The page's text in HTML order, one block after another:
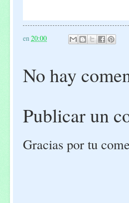
en 20:00
No hay
Publicar un
Gracias por tu